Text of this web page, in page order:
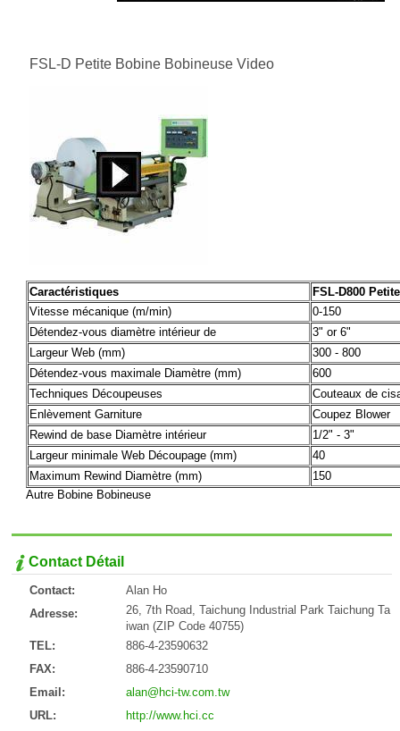
FSL-D Petite Bobine Bobineuse Video
Caractéristiques
FSL-D800
Vitesse mécanique (m/min)
0-150
Détendez-vous diamètre intérieur de
3" or 6"
Largeur Web (mm)
300 - 800
Détendez-vous maximale Diamètre (mm)
600
Techniques Découpeuses
Couteaux de
Enlèvement Garniture
Coupez Blower
Rewind de base Diamètre intérieur
1/2" - 3"
Largeur minimale Web Découpage (mm)
40
Maximum Rewind Diamètre (mm)
150
Autre Bobine Bobineuse
Contact Détail
Contact:
Alan Ho
Adresse:
26, 7th Road, Taichung Industrial Park Taichung Ta
iwan (ZIP Code 40755)
TEL:
886-4-23590632
FAX:
886-4-23590710
Email:
alan@hci-tw.com.tw
URL:
http://www.hci.cc